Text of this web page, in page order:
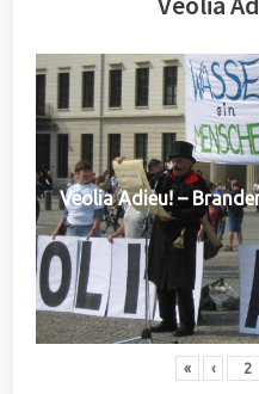
Veolia Adieu! –
« ‹